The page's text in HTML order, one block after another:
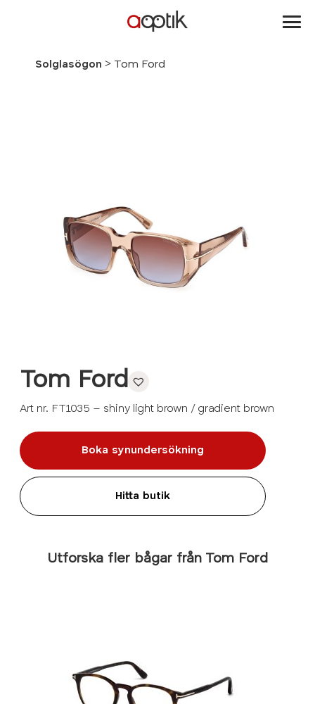
Solglasögon > Tom Ford
Tom Ford
Art nr. FT1035 – shiny light brown / gradient brown
Boka synundersökning
Hitta butik
Utforska fler bågar från Tom Ford